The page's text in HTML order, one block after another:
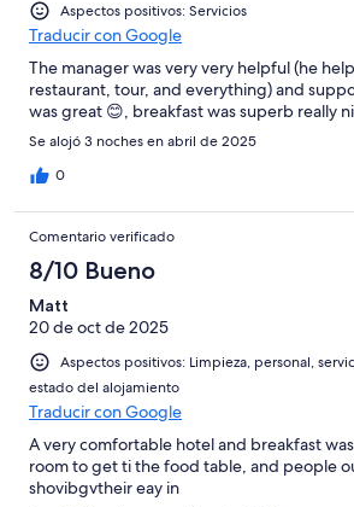
Aspectos positivos: Servicios
Traducir con Google
The manager was very very helpful (he
restaurant, tour, and everything) and
was great 😊, breakfast was superb really
Se alojó 3 noches en abril de 2025
0
Comentario verificado
8/10 Bueno
Matt
20 de oct de 2025
Aspectos positivos: Limpieza, personal,
estado del alojamiento
Traducir con Google
A very comfortable hotel and breakfast
room to get ti the food table, and people
shovibgvtheir eay in